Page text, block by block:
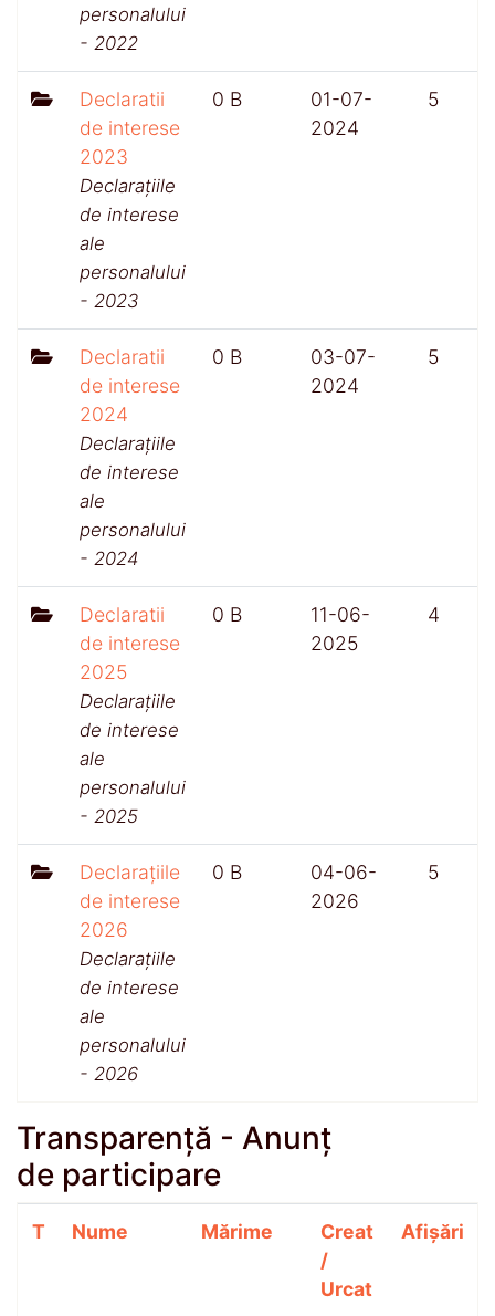
personalului
- 2022
Declaratii
de interese
2023
Declarațiile
de interese
ale
personalului
- 2023
0 B
01-07-
2024
5
Declaratii
de interese
2024
Declarațiile
de interese
ale
personalului
- 2024
0 B
03-07-
2024
5
Declaratii
de interese
2025
Declarațiile
de interese
ale
personalului
- 2025
0 B
11-06-
2025
4
Declarațiile
de interese
2026
Declarațiile
de interese
ale
personalului
- 2026
0 B
04-06-
2026
5
Transparență - Anunț
de participare
T Nume Mărime
Creat
/
Urcat
Afișări